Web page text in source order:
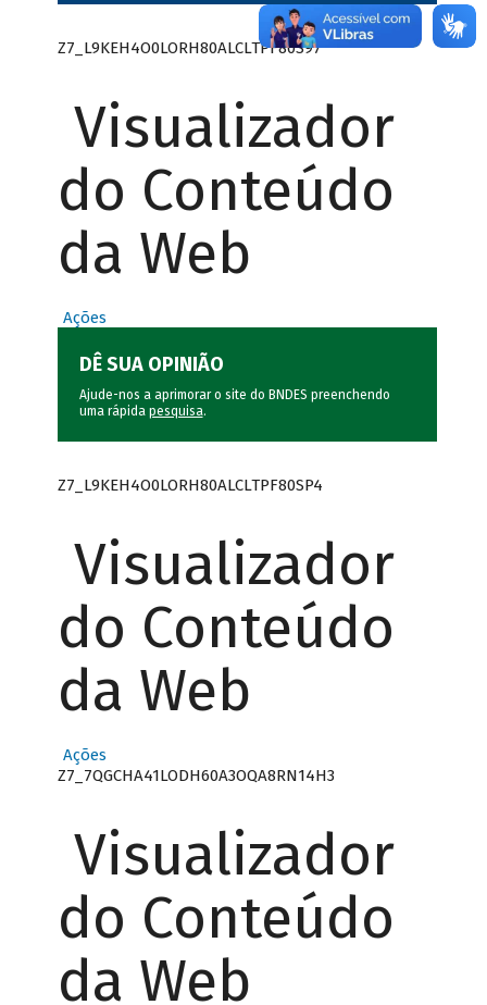
Z7_L9KEH4O0LORH80ALCLTPF80S97
Visualizador
do Conteúdo
da Web
Ações
DÊ SUA OPINIÃO
Ajude-nos a aprimorar o site do BNDES preenchendo
uma rápida pesquisa.
Z7_L9KEH4O0LORH80ALCLTPF80SP4
Visualizador
do Conteúdo
da Web
Ações
Z7_7QGCHA41LODH60A3OQA8RN14H3
Visualizador
do Conteúdo
da Web